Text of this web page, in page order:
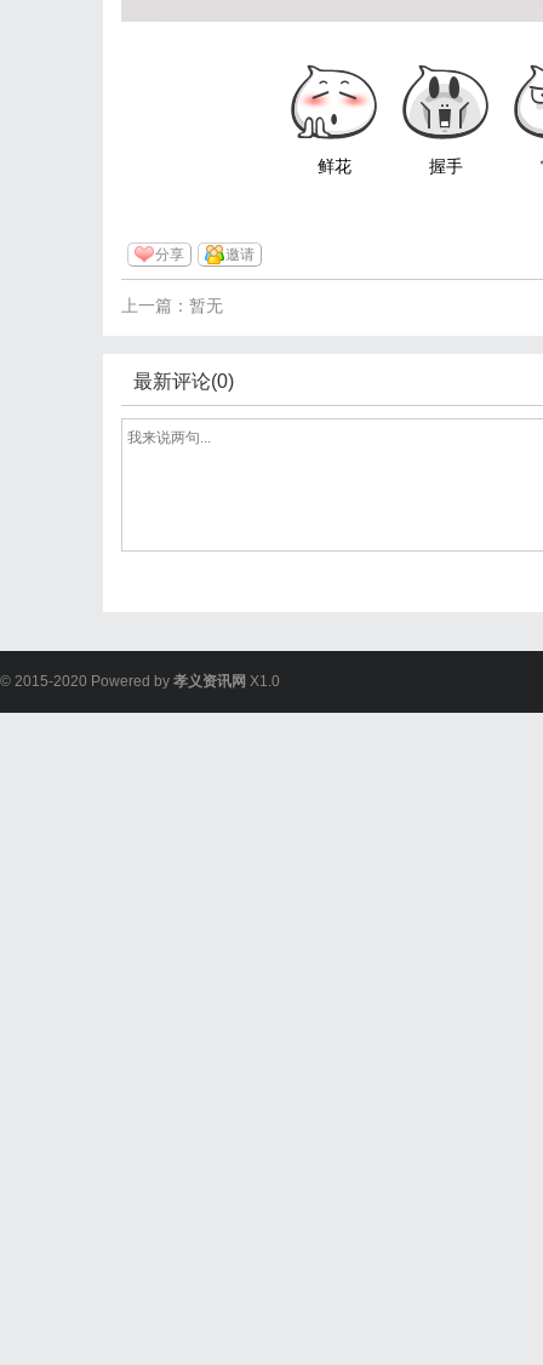
鲜花 握手
分享 邀请
上一篇：暂无
最新评论(0)
© 2015-2020 Powered by 孝义资讯网 X1.0